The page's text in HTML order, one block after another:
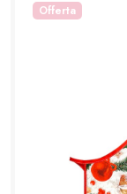
Offerta